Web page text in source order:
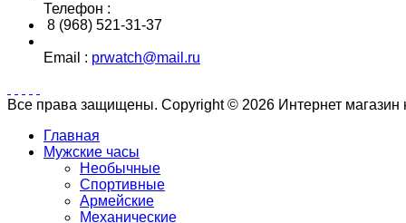
Телефон :
8 (968) 521-31-37
Email : prwatch@mail.ru
Все права защищены. Copyright © 2026 Интернет магазин
Главная
Мужские часы
Необычные
Спортивные
Армейские
Механические